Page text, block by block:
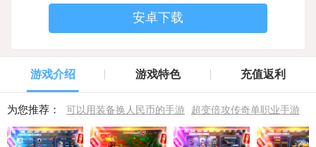
安卓下载
游戏介绍 游戏特色 充值返利
为您推荐： 可以用装备换人民币的手游 超变倍攻传奇单职业手游